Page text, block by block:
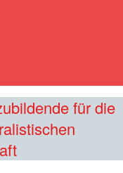
für die